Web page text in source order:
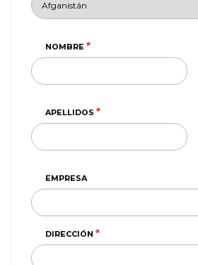
NOMBRE
APELLIDOS
EMPRESA
DIRECCIÓN